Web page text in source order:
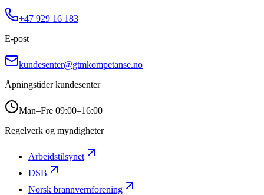
+47 929 16 183
E-post
kundesenter@gtmkompetanse.no
Åpningstider kundesenter
Man–Fre 09:00–16:00
Regelverk og myndigheter
Arbeidstilsynet
DSB
Norsk brannvernforening